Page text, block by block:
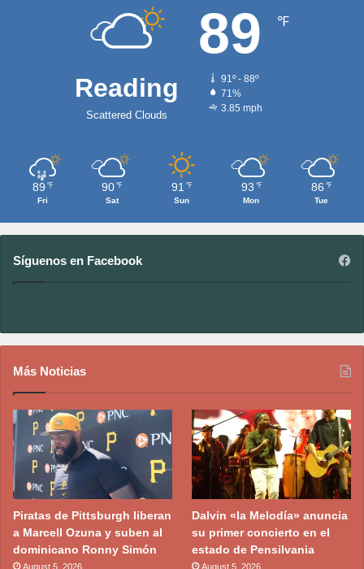
Reading
Scattered Clouds
89 ℉
91º - 88º
71%
3.85 mph
89 ℉
Fri
90 ℉
Sat
91 ℉
Sun
93 ℉
Mon
86 ℉
Tue
Síguenos en Facebook
Más Noticias
Piratas de Pittsburgh liberan
a Marcell Ozuna y suben al
dominicano Ronny Simón
August 5, 2026
Dalvin «la Melodía» anuncia
su primer concierto en el
estado de Pensilvania
August 5, 2026